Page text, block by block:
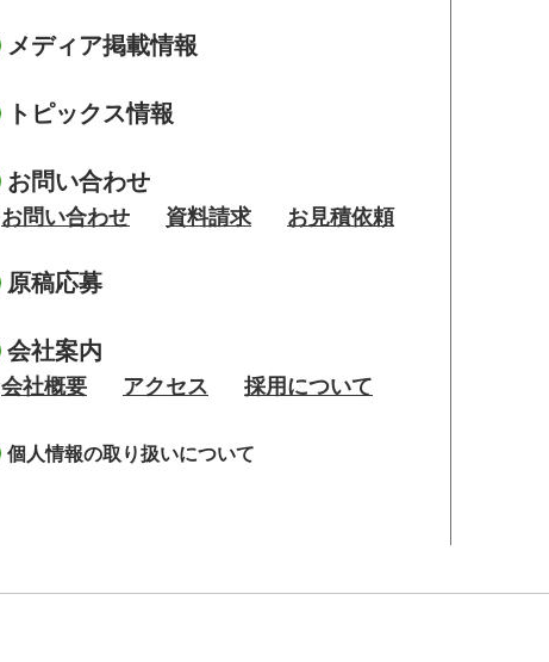
メディア掲載情報
トピックス情報
お問い合わせ
お問い合わせ 資料請求 お見積依頼
原稿応募
会社案内
会社概要 アクセス 採用について
個人情報の取り扱いについて